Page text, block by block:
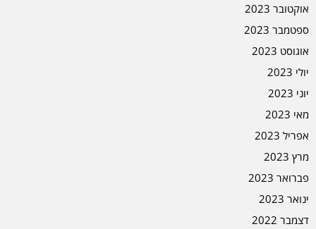
אוקטובר 2023
ספטמבר 2023
אוגוסט 2023
יולי 2023
יוני 2023
מאי 2023
אפריל 2023
מרץ 2023
פברואר 2023
ינואר 2023
דצמבר 2022